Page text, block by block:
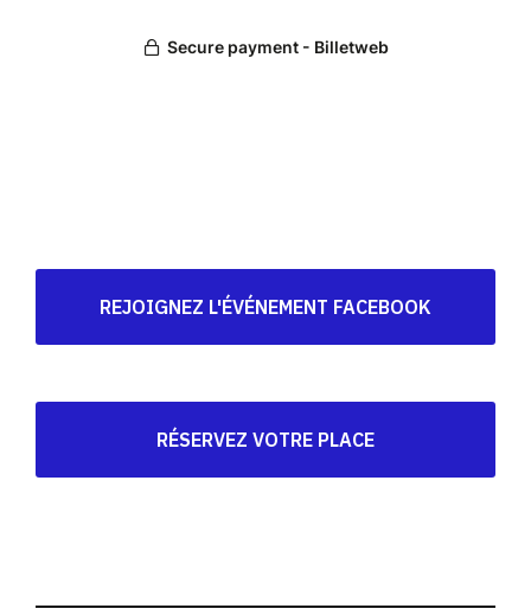
REJOIGNEZ L'ÉVÉNEMENT FACEBOOK
RÉSERVEZ VOTRE PLACE